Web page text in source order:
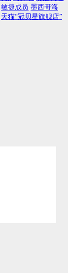
敏捷成员 墨西哥海
天猫“冠贝星旗舰店”